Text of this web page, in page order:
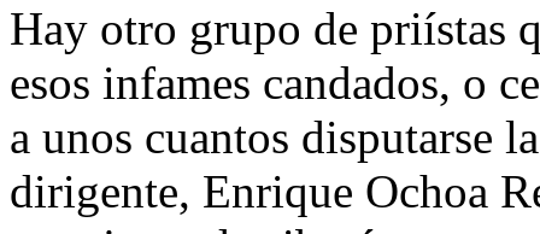
Hay otro grupo de priístas
esos infames candados, o
a unos cuantos disputarse
dirigente, Enrique Ochoa